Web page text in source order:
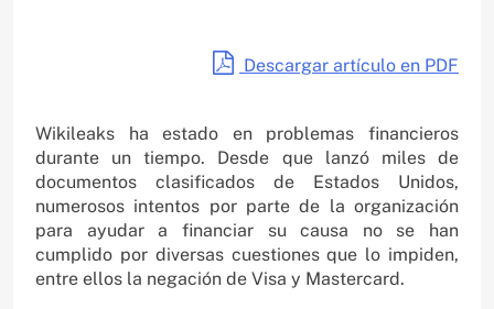
Descargar artículo en PDF
Wikileaks ha estado en problemas financieros
durante un tiempo. Desde que lanzó miles de
documentos clasificados de Estados Unidos,
numerosos intentos por parte de la organización
para ayudar a financiar su causa no se han
cumplido por diversas cuestiones que lo impiden,
entre ellos la negación de Visa y Mastercard.